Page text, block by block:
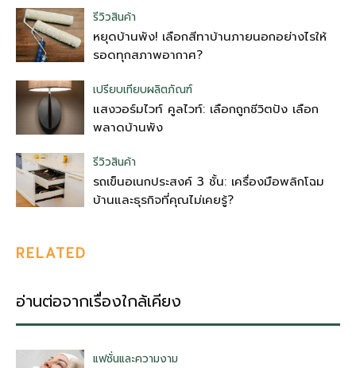
รีวิวสินค้า
หยุดบ้านพัง! เลือกสีทาบ้านภายนอกอย่างไรให้
รอดทุกสภาพอากาศ?
เปรียบเทียบผลิตภัณฑ์
แสงวอร์มไวท์ คูลไวท์: เลือกถูกชีวิตปัง เลือก
พลาดบ้านพัง
รีวิวสินค้า
รถเข็นอเนกประสงค์ 3 ชั้น: เครื่องมือพลิกโฉม
บ้านและธุรกิจที่คุณไม่เคยรู้?
RELATED
อ่านต่อจากเรื่องใกล้เคียง
แฟชั่นและความงาม